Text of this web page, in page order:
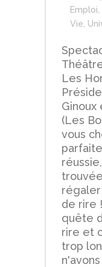
Emploi
Vie
Les
Ginoux
(Les
vous
régaler
de rire
quête
rire et
trop